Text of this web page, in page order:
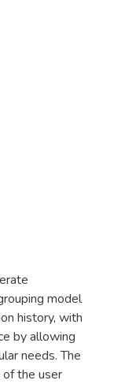
model
history, with
by allowing
needs. The
the user